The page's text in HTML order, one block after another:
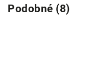
Podobné (8)